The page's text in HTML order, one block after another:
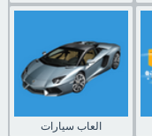
العاب سيارات